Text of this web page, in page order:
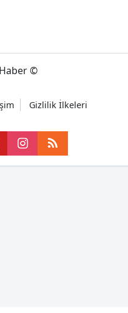
©
Gizlilik İlkeleri